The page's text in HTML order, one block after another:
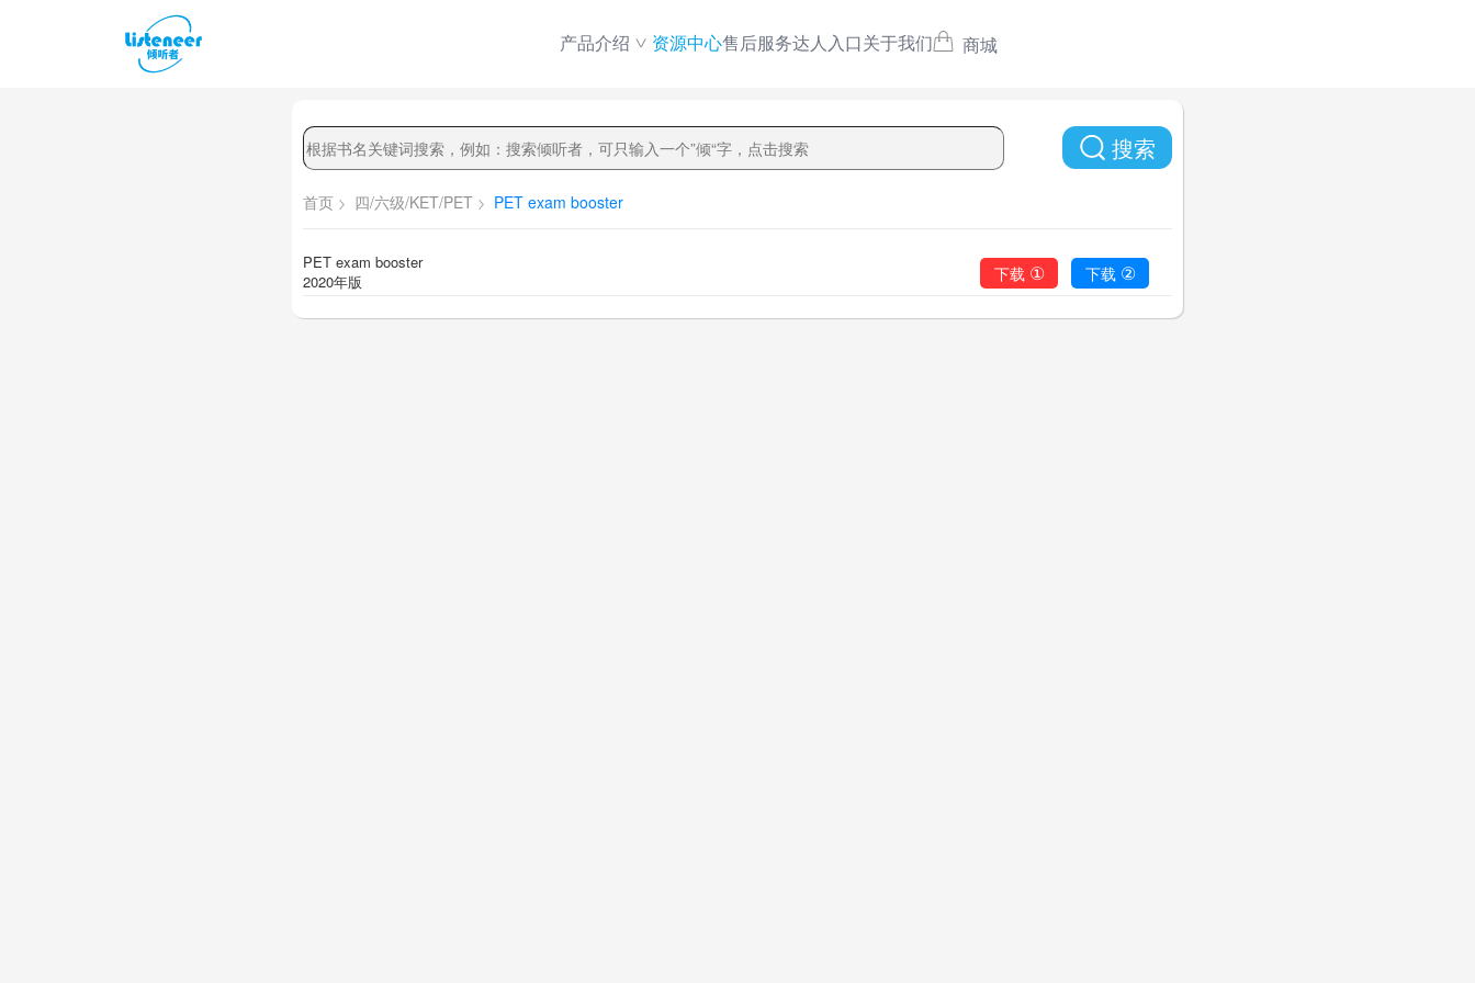
产品介绍 资源中心售后服务达人入口关于我们 商城
搜索
首页 四/六级/KET/PET PET exam booster
PET exam booster
2020年版
下载 ① 下载 ②